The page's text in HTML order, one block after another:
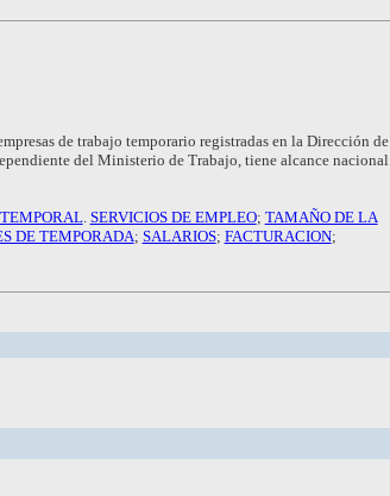
de trabajo temporario registradas en la Dirección de
del Ministerio de Trabajo, tiene alcance nacional.
. SERVICIOS DE EMPLEO; TAMAÑO DE LA
DE TEMPORADA; SALARIOS; FACTURACION;